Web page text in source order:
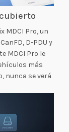
MDCI Pro, un
D-PDU y
MDCI Pro le
más
nunca se verá